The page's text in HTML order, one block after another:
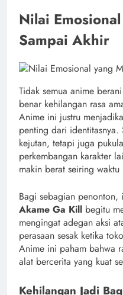
Nilai
Sampai Akhir
Tidak semua anime
benar kehilangan rasa
Anime ini justru
penting dari identitasnya.
kejutan, tetapi juga
perkembangan karakter
makin berat seiring
Bagi sebagian penonton,
Akame Ga Kill begitu
mengingat adegan aksi
perasaan sesak ketika
Anime ini paham bahwa
alat bercerita yang kuat
Kehilangan Jadi